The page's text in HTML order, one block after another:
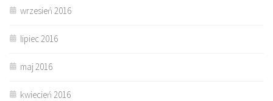
wrzesień 2016
lipiec 2016
maj 2016
kwiecień 2016